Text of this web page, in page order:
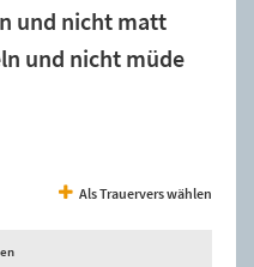
und nicht matt
und nicht müde
Als Trauervers wählen